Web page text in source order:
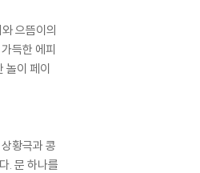
으뜸이의
득한 에피
놀이 페이
황극과 콩
. 문 하나를